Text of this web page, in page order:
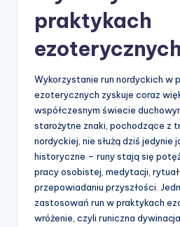
praktykach
ezoterycznych
Wykorzystanie run nordyckich w
ezoterycznych zyskuje coraz
współczesnym świecie
starożytne znaki, pochodzące z
nordyckiej, nie służą dziś
historyczne – runy stają się
pracy osobistej, medytacji,
przepowiadaniu przyszłości.
zastosowań run w praktykach
wróżenie, czyli runiczna